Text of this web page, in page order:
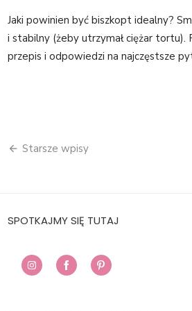
Jaki powinien być biszkopt idealny?
i stabilny (żeby utrzymał ciężar tortu).
przepis i odpowiedzi na najczęstsze
Nawigacja
Starsze wpisy
SPOTKAJMY SIĘ TUTAJ